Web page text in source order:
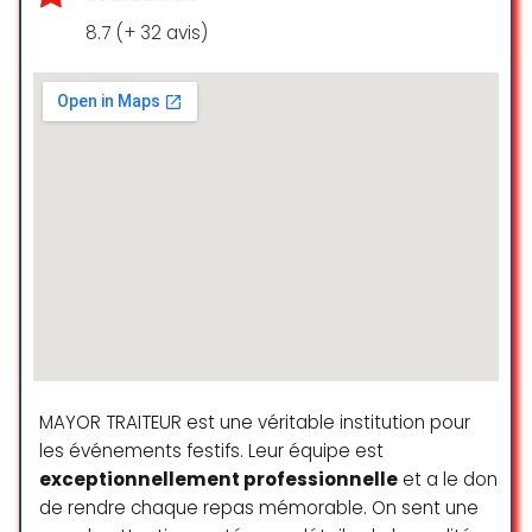
une salade au saumon, un délice
salade de crudités.
Calvin Tagoe
8.7 (+ 32 avis)
MAYOR TRAITEUR est une véritable institution pour
les événements festifs. Leur équipe est
exceptionnellement professionnelle et a le don
de rendre chaque repas mémorable. On sent une